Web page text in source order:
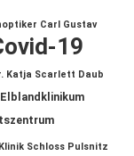
Carl Gustav
19
Katja Scarlett Daub
Elblandklinikum
Schloss Pulsnitz